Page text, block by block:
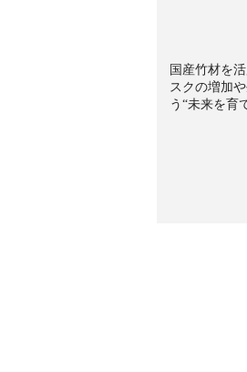
国産竹材を
スクの増加
う“未来を